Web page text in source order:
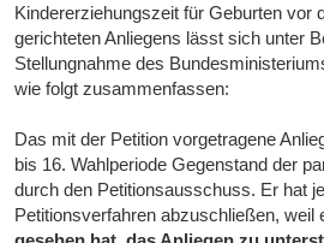
Kindererziehungszeit für Geburten vor
gerichteten Anliegens lässt sich unter
Stellungnahme des
wie folgt zusammenfassen:
Das mit der Petition vorgetragene
bis 16. Wahlperiode Gegenstand der
durch den Petitionsausschuss. Er hat
Petitionsverfahren abzuschließen, weil